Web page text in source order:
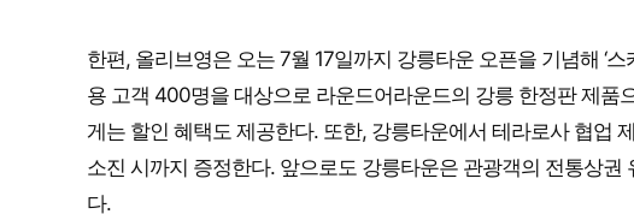
한편, 올리브영은 오는 7월 17일까지 강릉타운 오픈을 기념해 ‘
용 고객 400명을 대상으로 라운드어라운드의 강릉 한정판 제품
게는 할인 혜택도 제공한다. 또한, 강릉타운에서 테라로사 협업
소진 시까지 증정한다. 앞으로도 강릉타운은 관광객의 전통상
다.